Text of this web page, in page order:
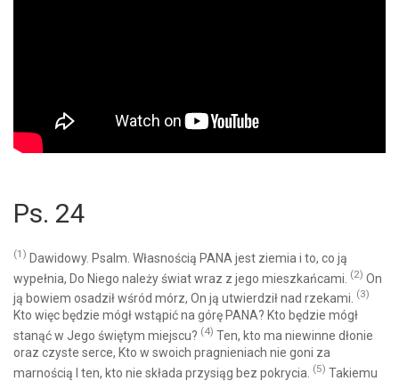
Ps. 24
(1) Dawidowy. Psalm. Własnością PANA jest ziemia i to, co ją
wypełnia, Do Niego należy świat wraz z jego mieszkańcami. (2) On
ją bowiem osadził wśród mórz, On ją utwierdził nad rzekami. (3)
Kto więc będzie mógł wstąpić na górę PANA? Kto będzie mógł
stanąć w Jego świętym miejscu? (4) Ten, kto ma niewinne dłonie
oraz czyste serce, Kto w swoich pragnieniach nie goni za
marnością I ten, kto nie składa przysiąg bez pokrycia. (5) Takiemu